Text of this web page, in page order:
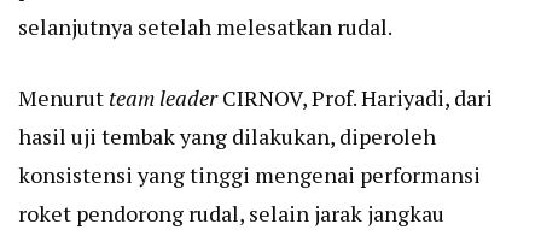
selanjutnya setelah melesatkan rudal.
Menurut team leaderCIRNOV, Prof. Hariyadi, dari
hasil uji tembak yang dilakukan, diperoleh
konsistensi yang tinggi mengenai performansi
roket pendorong rudal, selain jarak jangkau